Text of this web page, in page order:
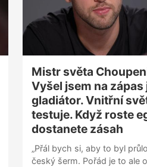
lidé hledají piva, kde je
alkoholu, musíme se tomu
dodává Berka.
Mistr světa
Vyšel jsem na zápas
gladiátor. Vnitřní
testuje. Když roste
dostanete zásah
„Přál bych si, aby to byl
český šerm. Pořád je to ale